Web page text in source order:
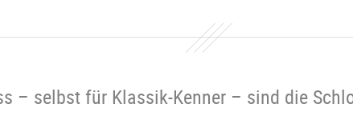
– selbst für Klassik-Kenner – sind die